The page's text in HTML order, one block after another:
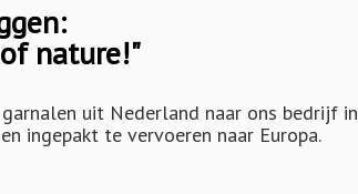
nature!"
uit Nederland naar ons bedrijf in
ingepakt te vervoeren naar Europa.